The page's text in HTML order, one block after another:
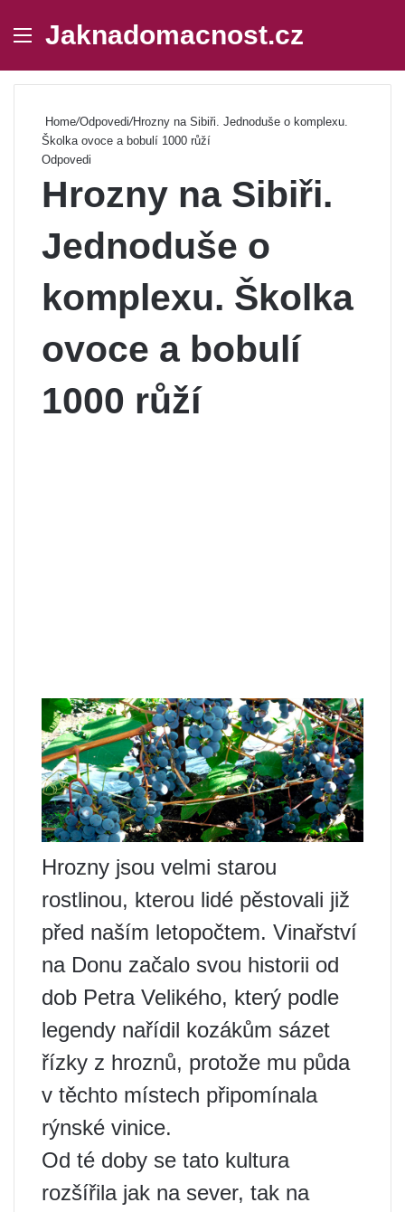
Menu
Jaknadomacnost.cz
Home/Odpovedi/Hrozny na Sibiři. Jednoduše o komplexu.
Školka ovoce a bobulí 1000 růží
Odpovedi
Hrozny na Sibiři.
Jednoduše o
komplexu. Školka
ovoce a bobulí
1000 růží
Hrozny jsou velmi starou
rostlinou, kterou lidé pěstovali již
před naším letopočtem. Vinařství
na Donu začalo svou historii od
dob Petra Velikého, který podle
legendy nařídil kozákům sázet
řízky z hroznů, protože mu půda
v těchto místech připomínala
rýnské vinice.
Od té doby se tato kultura
rozšířila jak na sever, tak na